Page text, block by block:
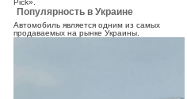
Pick».
Популярность в Украине
Автомобиль является одним из самых
продаваемых на рынке Украины.